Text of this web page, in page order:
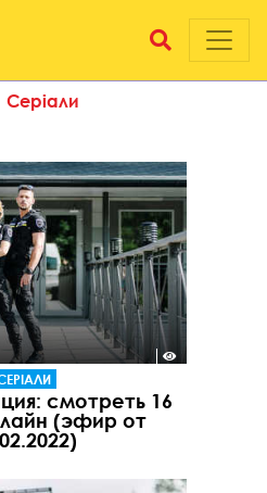
Серіали
смотреть 16
(эфир от